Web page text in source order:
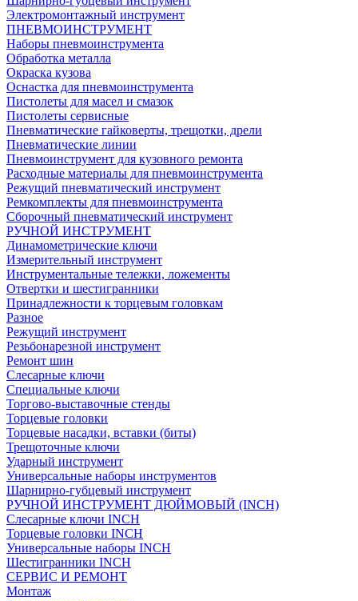
Электромонтажный инструмент
ПНЕВМОИНСТРУМЕНТ
Наборы пневмоинструмента
Обработка металла
Окраска кузова
Оснастка для пневмоинструмента
Пистолеты для масел и смазок
Пистолеты сервисные
Пневматические гайковерты, трещотки, дрели
Пневматические линии
Пневмоинструмент для кузовного ремонта
Расходные материалы для пневмоинструмента
Режущий пневматический инструмент
Ремкомплекты для пневмоинструмента
Сборочный пневматический инструмент
РУЧНОЙ ИНСТРУМЕНТ
Динамометрические ключи
Измерительный инструмент
Инструментальные тележки, ложементы
Отвертки и шестигранники
Принадлежности к торцевым головкам
Разное
Режущий инструмент
Резьбонарезной инструмент
Ремонт шин
Слесарные ключи
Специальные ключи
Торгово-выставочные стенды
Торцевые головки
Торцевые насадки, вставки (биты)
Трещоточные ключи
Ударный инструмент
Универсальные наборы инструментов
Шарнирно-губцевый инструмент
РУЧНОЙ ИНСТРУМЕНТ ДЮЙМОВЫЙ (INCH)
Слесарные ключи INCH
Торцевые головки INCH
Универсальные наборы INCH
Шестигранники INCH
СЕРВИС И РЕМОНТ
Монтаж